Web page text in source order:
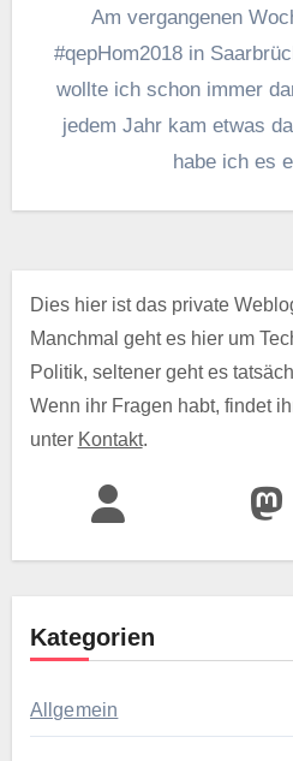
Am vergangenen
#qepHom2018 in
wollte ich schon immer
jedem Jahr kam etwas
habe ich es
Dies hier ist das private
Manchmal geht es hier um
Politik, seltener geht es
Wenn ihr Fragen habt, findet
unter Kontakt.
Kategorien
Allgemein